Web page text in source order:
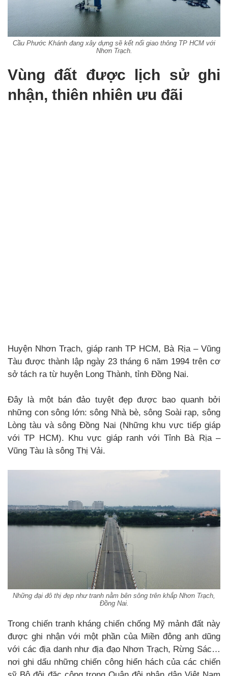
Cầu Phước Khánh đang xây dựng sẽ kết nối giao thông TP HCM với
Nhơn Trạch.
Vùng đất được lịch sử ghi
nhận, thiên nhiên ưu đãi
Huyện Nhơn Trạch, giáp ranh TP HCM, Bà Rịa – Vũng
Tàu được thành lập ngày 23 tháng 6 năm 1994 trên cơ
sở tách ra từ huyện Long Thành, tỉnh Đồng Nai.
Đây là một bán đảo tuyệt đẹp được bao quanh bởi
những con sông lớn: sông Nhà bè, sông Soài rạp, sông
Lòng tàu và sông Đồng Nai (Những khu vực tiếp giáp
với TP HCM). Khu vực giáp ranh với Tỉnh Bà Rịa –
Vũng Tàu là sông Thị Vải.
Những đại đô thị đẹp như tranh nằm bên sông trên khắp Nhơn Trạch,
Đồng Nai.
Trong chiến tranh kháng chiến chống Mỹ mảnh đất này
được ghi nhận với một phần của Miền đông anh dũng
với các địa danh như địa đạo Nhơn Trạch, Rừng Sác…
nơi ghi dấu những chiến công hiển hách của các chiến